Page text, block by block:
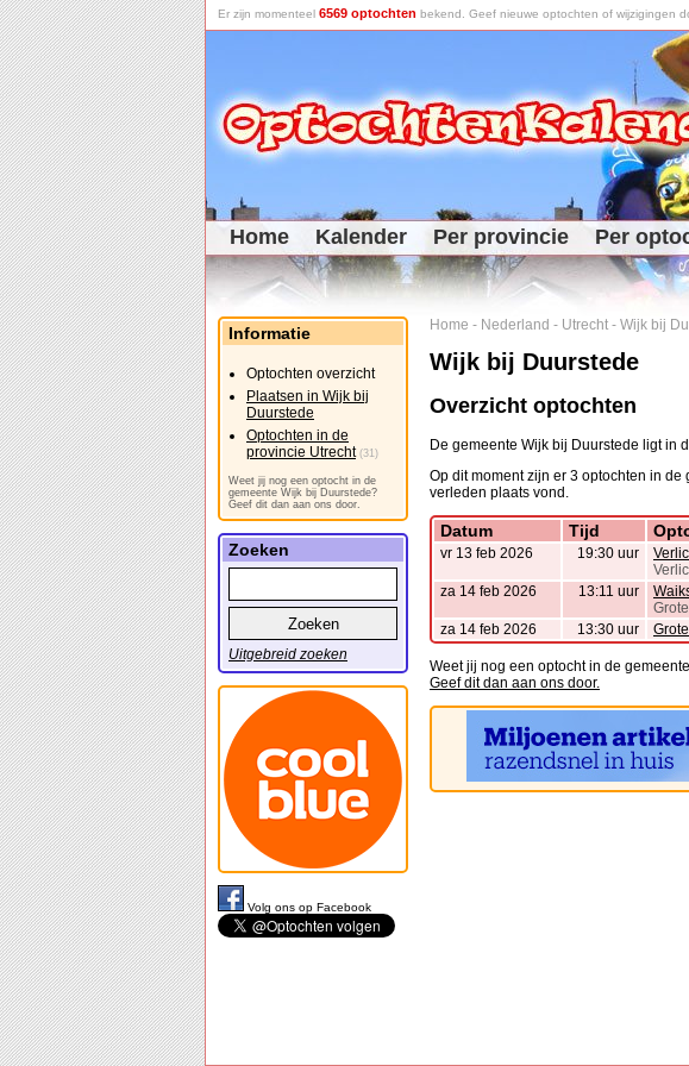
Er zijn momenteel 6569 optochten bekend. Geef nieuwe optochten of wijzigingen
Home Kalender Per provincie Per
Home - Nederland - Utrecht - Wijk bij
Wijk bij Duurstede
Overzicht optochten
De gemeente Wijk bij Duurstede ligt in
Op dit moment zijn er 3 optochten in de
verleden plaats vond.
Datum Tijd
vr 13 feb 2026 19:30 uur
za 14 feb 2026 13:11 uur
za 14 feb 2026 13:30 uur
Weet jij nog een optocht in de
Geef dit dan aan ons door.
Informatie
Optochten overzicht
Plaatsen in Wijk bij
Duurstede
Optochten in de
provincie Utrecht (31)
Weet jij nog een optocht in de
gemeente Wijk bij Duurstede?
Geef dit dan aan ons door.
Zoeken
Uitgebreid zoeken
Volg ons op Facebook